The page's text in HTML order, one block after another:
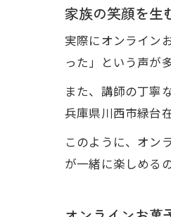
家族の笑顔を生
実際にオンライン
った」という声が
また、講師の丁寧
兵庫県川西市緑台
このように、オン
が一緒に楽しめる